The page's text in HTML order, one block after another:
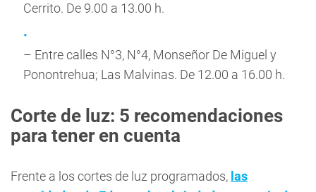
Cerrito. De 9.00 a 13.00 h.
– Entre calles N°3, N°4, Monseñor De Miguel y
Ponontrehua; Las Malvinas. De 12.00 a 16.00 h.
Corte de luz: 5 recomendaciones
para tener en cuenta
Frente a los cortes de luz programados, las